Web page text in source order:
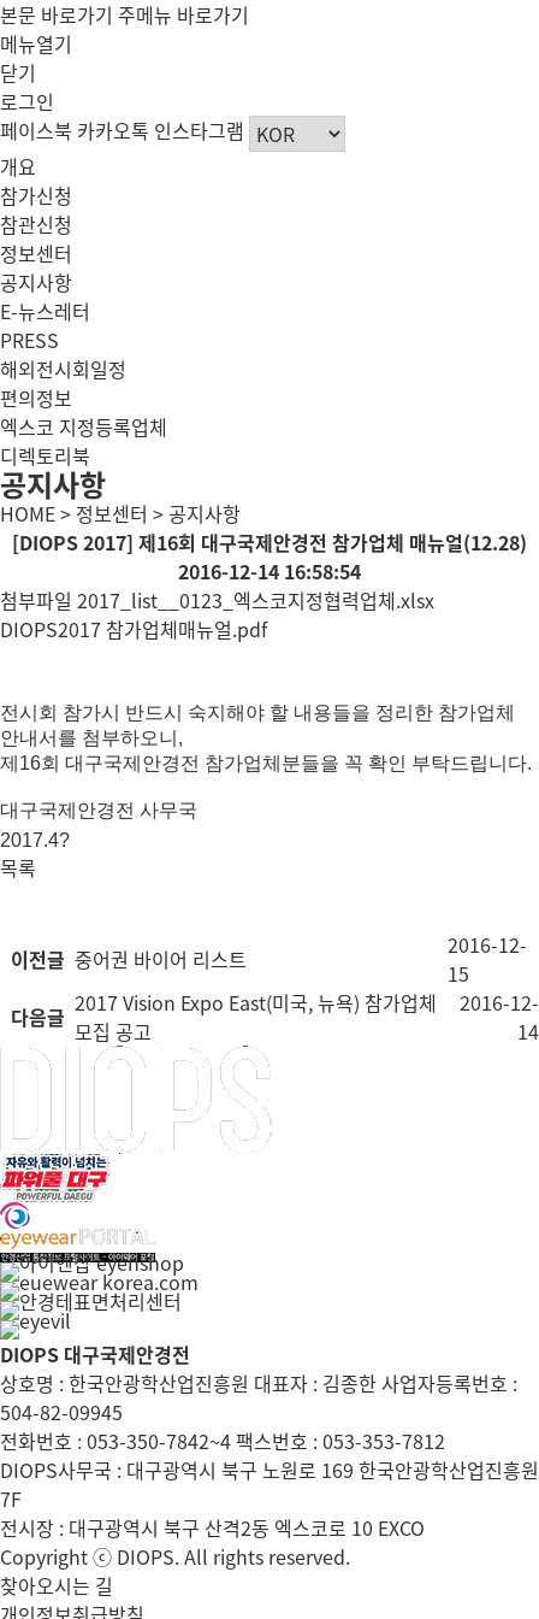
본문 바로가기 주메뉴 바로가기
메뉴열기
닫기
로그인
페이스북 카카오톡 인스타그램
개요
참가신청
참관신청
정보센터
공지사항
E-뉴스레터
PRESS
해외전시회일정
편의정보
엑스코 지정등록업체
디렉토리북
공지사항
HOME > 정보센터 > 공지사항
[DIOPS 2017] 제16회 대구국제안경전 참가업체 매뉴얼(12.28)
2016-12-14 16:58:54
첨부파일 2017_list__0123_엑스코지정협력업체.xlsx
DIOPS2017 참가업체매뉴얼.pdf
전시회 참가시 반드시 숙지해야 할 내용들을 정리한 참가업체
안내서를 첨부하오니,
제16회 대구국제안경전 참가업체분들을 꼭 확인 부탁드립니다.
대구국제안경전 사무국
2017.4?
목록
이전글 중어권 바이어 리스트
2016-12-
15
다음글 2017 Vision Expo East(미국, 뉴욕) 참가업체
모집 공고
2016-12-
14
DIOPS 대구국제안경전
상호명 : 한국안광학산업진흥원 대표자 : 김종한 사업자등록번호 :
504-82-09945
전화번호 : 053-350-7842~4 팩스번호 : 053-353-7812
DIOPS사무국 : 대구광역시 북구 노원로 169 한국안광학산업진흥원
7F
전시장 : 대구광역시 북구 산격2동 엑스코로 10 EXCO
Copyright ⓒ DIOPS. All rights reserved.
찾아오시는 길